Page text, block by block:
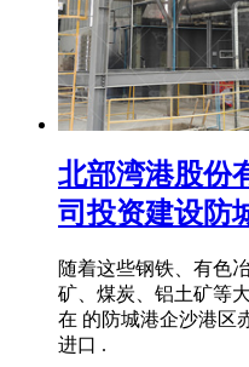
北部湾港股份
司投资建设防
随着这些钢铁、有色
矿、煤炭、铝土矿等
在 的防城港企沙港区
进口 .